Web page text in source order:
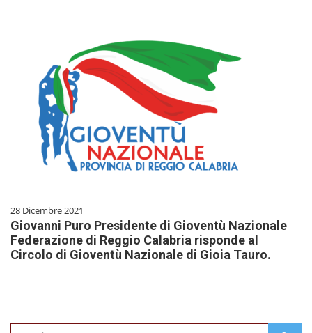
28 Dicembre 2021
Giovanni Puro Presidente di Gioventù Nazionale
Federazione di Reggio Calabria risponde al
Circolo di Gioventù Nazionale di Gioia Tauro.
Search